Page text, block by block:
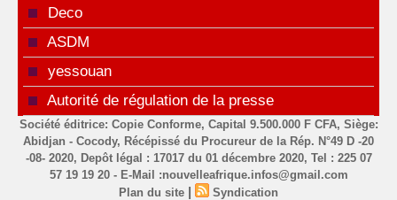
Deco
ASDM
yessouan
Autorité de régulation de la presse
Société éditrice: Copie Conforme, Capital 9.500.000 F CFA, Siège:
Abidjan - Cocody, Récépissé du Procureur de la Rép. N°49 D -20
-08- 2020, Depôt légal : 17017 du 01 décembre 2020, Tel : 225 07
57 19 19 20 - E-Mail :nouvelleafrique.infos@gmail.com
Plan du site | Syndication